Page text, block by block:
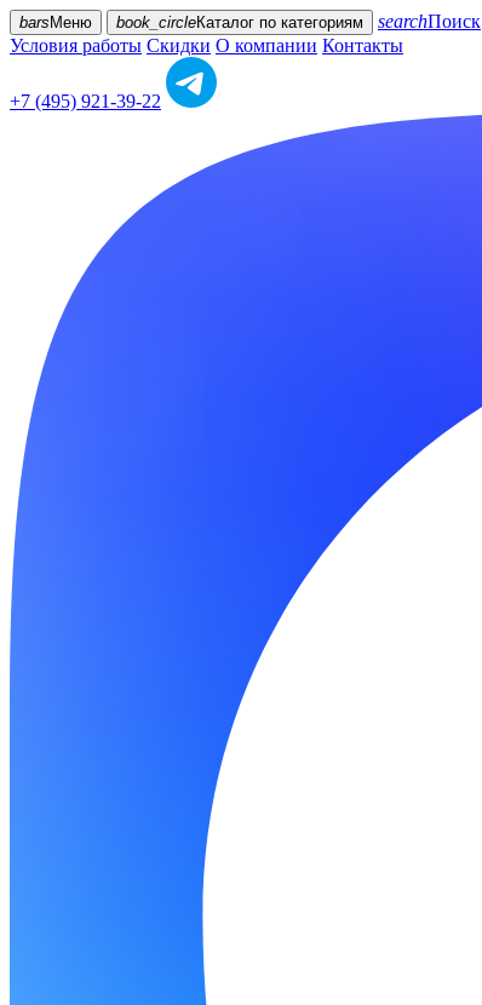
bars Меню book_circleКаталог по категориям searchПоиск
Условия работы Скидки О компании Контакты
+7 (495) 921-39-22